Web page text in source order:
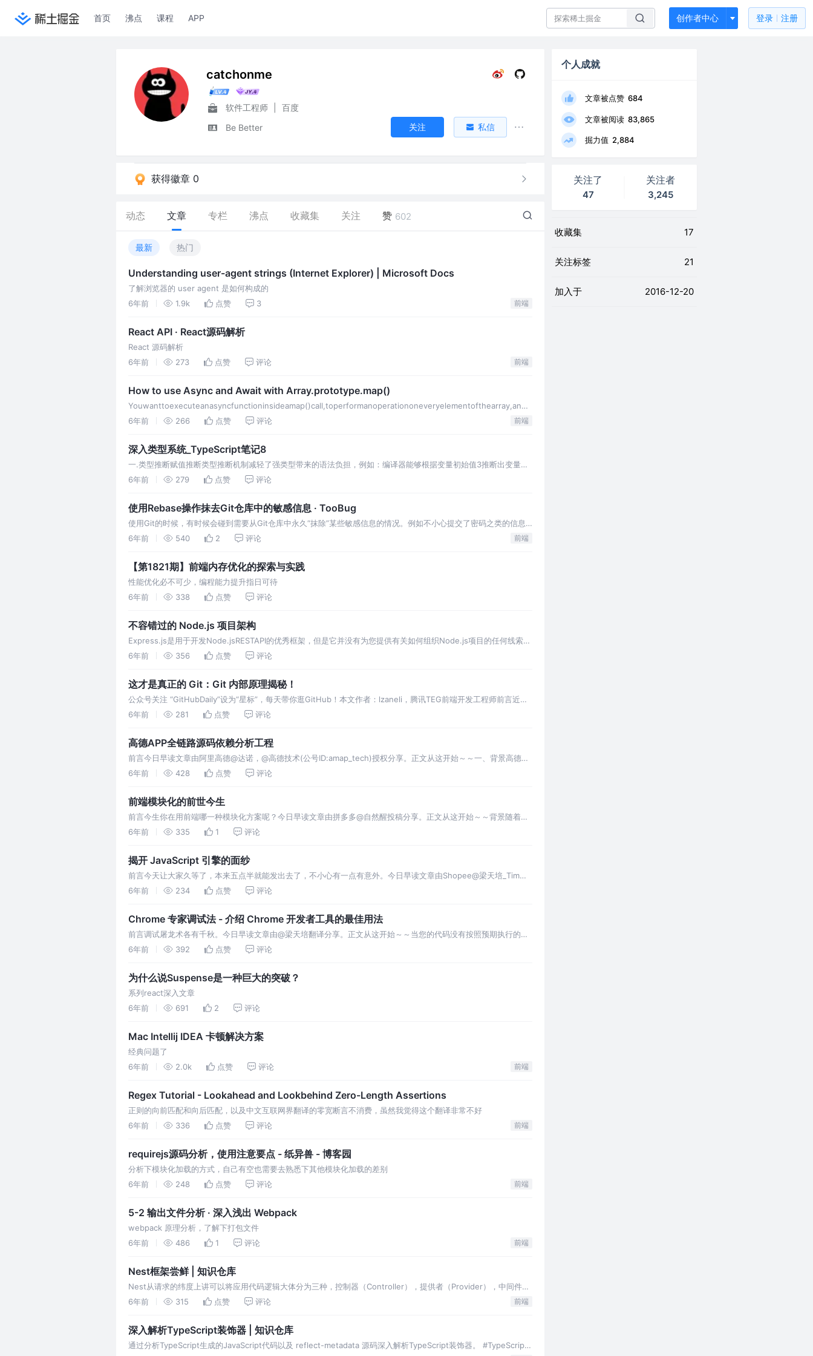
首页 沸点 课程 APP 创作者中心 登录 注册
catchonme
软件工程师
百度
Be Better
关注 私信
获得徽章 0
动态 文章 专栏 沸点 收藏集 关注 赞 602
最新 热门
Understanding user-agent strings (Internet Explorer) | Microsoft Docs
了解浏览器的 user agent 是如何构成的
6年前
1.9k 点赞 3 前端
React API · React源码解析
React 源码解析
6年前
273 点赞 评论 前端
How to use Async and Await with Array.prototype.map()
Youwanttoexecuteanasyncfunctioninsideamap()call,toperformanoperationoneveryelementofthearray,andg
ett
6年前 266 点赞 评论 前端
深入类型系统_TypeScript笔记8
一.类型推断赋值推断类型推断机制减轻了强类型带来的语法负担，例如：编译器能够根据变量初始值3推断出变量类
型是number，因此多数场景下不必显式声明类型，它猜得到P.S.即使在一切都要提前确定类型的H
6年前 279 点赞 评论
使用Rebase操作抹去Git仓库中的敏感信息 · TooBug
使用Git的时候，有时候会碰到需要从Git仓库中永久“抹除”某些敏感信息的情况。例如不小心提交了密码之类的信息
到仓库，此时只抹掉这些信息重新提交是没有用的，因为其他人仍然可以通过Git历史看到这些敏感
6年前 540 2 评论 前端
【第1821期】前端内存优化的探索与实践
性能优化必不可少，编程能力提升指日可待
6年前
338 点赞 评论
不容错过的 Node.js 项目架构
Express.js是用于开发Node.jsRESTAPI的优秀框架，但是它并没有为您提供有关如何组织Node.js项目的任何线索。
虽然听起来很傻，但这确实是个问题。正确的组织Node.js项目结构将
6年前 356 点赞 评论
这才是真正的 Git：Git 内部原理揭秘！
公众号关注 “GitHubDaily”设为“星标”，每天带你逛GitHub！本文作者：lzaneli，腾讯TEG前端开发工程师前言近几
年技术发展十分迅猛，让部分同学养成了一种学习知识停留在表面，只会调
6年前 281 点赞 评论
高德APP全链路源码依赖分析工程
前言今日早读文章由阿里高德@达诺，@高德技术(公号ID:amap_tech)授权分享。正文从这开始～～一、背景高德
App经过多年的发展，其代码量已达到数百万行级别，支撑了高德地图复杂的业务功能。但与此
6年前 428 点赞 评论
前端模块化的前世今生
前言今生你在用前端哪一种模块化方案呢？今日早读文章由拼多多@自然醒投稿分享。正文从这开始～～背景随着前
端项目的越来越庞大，组件化的前端框架，前端路由等技术的发展，模块化已经成为现代前端工程师的一项必备
6年前 335 1 评论
揭开 JavaScript 引擎的面纱
前言今天让大家久等了，本来五点半就能发出去了，不小心有一点有意外。今日早读文章由Shopee@梁天培_Tim翻
译授权分享正文从这开始～～最初，JavaScript只能在Web浏览器中运行，但是随着No
6年前 234 点赞 评论
Chrome 专家调试法 - 介绍 Chrome 开发者工具的最佳用法
前言调试屠龙术各有千秋。今日早读文章由@梁天培翻译分享。正文从这开始～～当您的代码没有按照预期执行的时
候，您是否还在用console.log来进行调试？如果是，那这篇文章就是为您准备的。我写这篇文章的
6年前 392 点赞 评论
为什么说Suspense是一种巨大的突破？
系列react深入文章
6年前
691 2 评论
Mac Intellij IDEA 卡顿解决方案
经典问题了
6年前
2.0k 点赞 评论 前端
Regex Tutorial - Lookahead and Lookbehind Zero-Length Assertions
正则的向前匹配和向后匹配，以及中文互联网界翻译的零宽断言不消费，虽然我觉得这个翻译非常不好
6年前
336 点赞 评论 前端
requirejs源码分析，使用注意要点 - 纸异兽 - 博客园
分析下模块化加载的方式，自己有空也需要去熟悉下其他模块化加载的差别
6年前
248 点赞 评论 前端
5-2 输出文件分析 · 深入浅出 Webpack
webpack 原理分析，了解下打包文件
6年前
486 1 评论 前端
Nest框架尝鲜 | 知识仓库
Nest从请求的纬度上讲可以将应用代码逻辑大体分为三种，控制器（Controller），提供者（Provider），中间件
（Middleware）。而从功能纬度上讲，将应用分割为若干模块（Module），并通过exports等方式向其他模块提供
6年前 315 点赞 评论 前端
深入解析TypeScript装饰器 | 知识仓库
通过分析TypeScript生成的JavaScript代码以及 reflect-metadata 源码深入解析TypeScript装饰器。 #TypeScript
个人成就
文章被点赞 684
文章被阅读 83,865
掘力值 2,884
关注了
47
关注者
3,245
收藏集 17
关注标签 21
加入于 2016-12-20